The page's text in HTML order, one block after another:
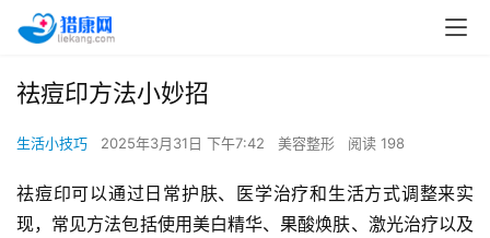
祛痘印方法小妙招
生活小技巧 2025年3月31日 下午7:42 美容整形 阅读 198
祛痘印可以通过日常护肤、医学治疗和生活方式调整来实
现，常见方法包括使用美白精华、果酸焕肤、激光治疗以及